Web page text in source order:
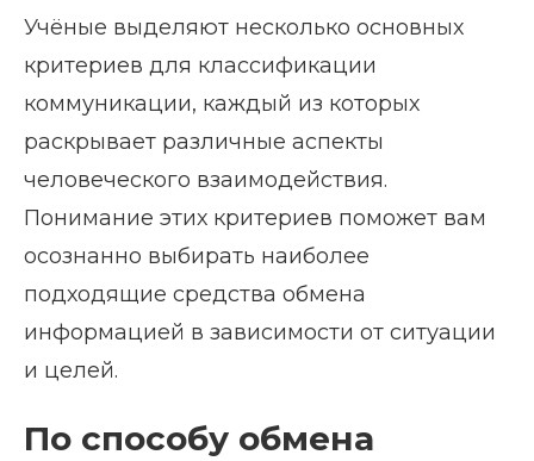
Учёные выделяют несколько основных
критериев для классификации
коммуникации, каждый из которых
раскрывает различные аспекты
человеческого взаимодействия.
Понимание этих критериев поможет вам
осознанно выбирать наиболее
подходящие средства обмена
информацией в зависимости от ситуации
и целей.
По способу обмена